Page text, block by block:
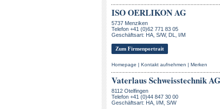
ISO OERLIKON AG
5737 Menziken
Telefon +41 (0)62 771 83 05
Geschäftsart: HA, S/W, DL, I/M
Zum Firmenportrait
Homepage | Kontakt aufnehmen | Merken
Vaterlaus Schweisstechnik AG
8112 Otelfingen
Telefon +41 (0)44 847 30 00
Geschäftsart: HA, I/M, S/W